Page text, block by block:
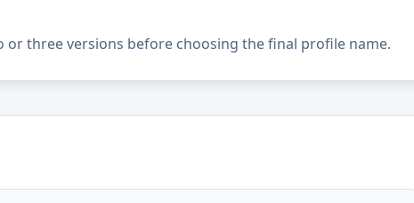
or three versions before choosing the final profile name.